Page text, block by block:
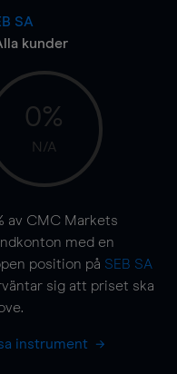
SA
kunder
0%
N/A
av CMC Markets
med en
position på SEB SA
sig att priset ska
.
instrument